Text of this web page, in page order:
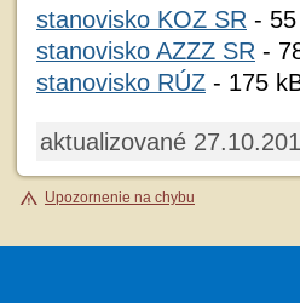
stanovisko KOZ SR -
stanovisko AZZZ SR -
stanovisko RÚZ - 175
aktualizované
Upozornenie na chybu